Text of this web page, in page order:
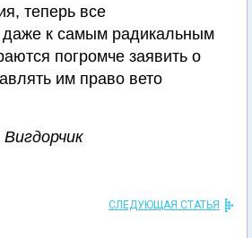
теперь все
к самым радикальным
погромче заявить о
им право вето
СЛЕДУЮЩАЯ СТАТЬЯ